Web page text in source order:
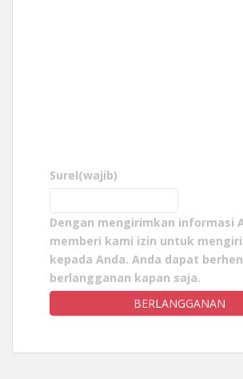
Surel(wajib)
Dengan mengirimkan informasi
memberi kami izin untuk
kepada Anda. Anda dapat
berlangganan kapan saja.
BERLANGGANAN